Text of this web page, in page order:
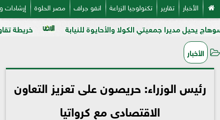
الأخبار تقارير تكنولوجيا الزراعة انفو جراف مصر الحلوة
خريطة تقاوي القمح الجديدة.. جمعيتي الكولا والأحايوة للنيابة
الأخبار
رئيس الوزراء: حريصون على تعزيز التعاون
الاقتصادى مع كرواتيا